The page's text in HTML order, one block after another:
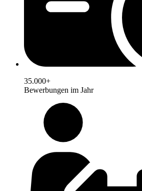
35.000+
Bewerbungen im Jahr